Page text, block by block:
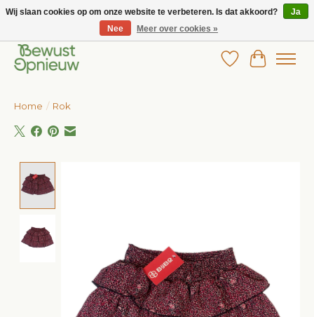
Wij bieden het grootste aanbod in betaalbare kinderkleding!
Verlanglijst
Home / Rok
Wij slaan cookies op om onze website te verbeteren. Is dat akkoord?
Ja
Nee
Meer over cookies »